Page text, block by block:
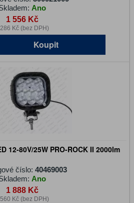
Ano
1 556 Kč
Kč (bez DPH)
Koupit
12-80V/25W PRO-ROCK II 2000lm
číslo: 40469003
Ano
1 888 Kč
Kč (bez DPH)